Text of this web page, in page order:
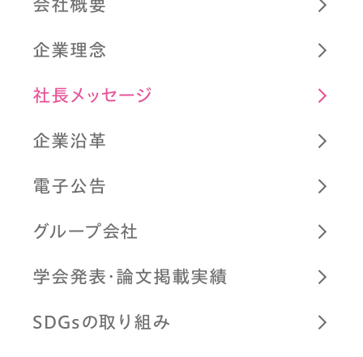
会社概要
企業理念
社長メッセージ
企業沿革
電子公告
グループ会社
学会発表・論文掲載実績
SDGsの取り組み